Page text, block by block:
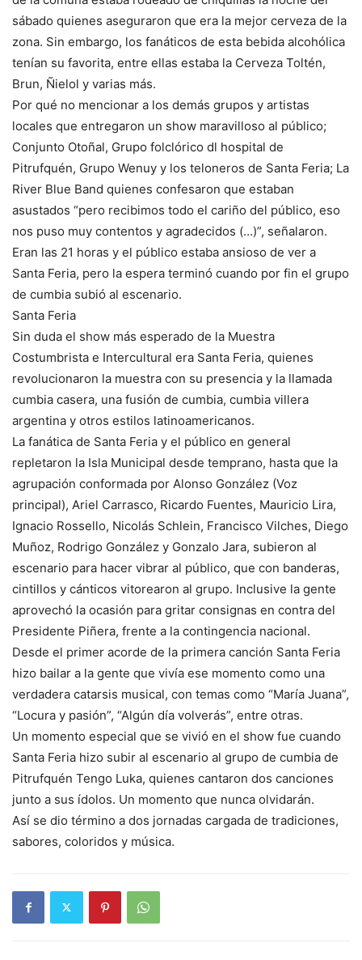
sábado quienes aseguraron que era la mejor cerveza de la
zona. Sin embargo, los fanáticos de esta bebida alcohólica
tenían su favorita, entre ellas estaba la Cerveza Toltén,
Brun, Ñielol y varias más.
Por qué no mencionar a los demás grupos y artistas
locales que entregaron un show maravilloso al público;
Conjunto Otoñal, Grupo folclórico dl hospital de
Pitrufquén, Grupo Wenuy y los teloneros de Santa Feria; La
River Blue Band quienes confesaron que estaban
asustados “pero recibimos todo el cariño del público, eso
nos puso muy contentos y agradecidos (…)”, señalaron.
Eran las 21 horas y el público estaba ansioso de ver a
Santa Feria, pero la espera terminó cuando por fin el grupo
de cumbia subió al escenario.
Santa Feria
Sin duda el show más esperado de la Muestra
Costumbrista e Intercultural era Santa Feria, quienes
revolucionaron la muestra con su presencia y la llamada
cumbia casera, una fusión de cumbia, cumbia villera
argentina y otros estilos latinoamericanos.
La fanática de Santa Feria y el público en general
repletaron la Isla Municipal desde temprano, hasta que la
agrupación conformada por Alonso González (Voz
principal), Ariel Carrasco, Ricardo Fuentes, Mauricio Lira,
Ignacio Rossello, Nicolás Schlein, Francisco Vilches, Diego
Muñoz, Rodrigo González y Gonzalo Jara, subieron al
escenario para hacer vibrar al público, que con banderas,
cintillos y cánticos vitorearon al grupo. Inclusive la gente
aprovechó la ocasión para gritar consignas en contra del
Presidente Piñera, frente a la contingencia nacional.
Desde el primer acorde de la primera canción Santa Feria
hizo bailar a la gente que vivía ese momento como una
verdadera catarsis musical, con temas como “María Juana”,
“Locura y pasión”, “Algún día volverás”, entre otras.
Un momento especial que se vivió en el show fue cuando
Santa Feria hizo subir al escenario al grupo de cumbia de
Pitrufquén Tengo Luka, quienes cantaron dos canciones
junto a sus ídolos. Un momento que nunca olvidarán.
Así se dio término a dos jornadas cargada de tradiciones,
sabores, coloridos y música.